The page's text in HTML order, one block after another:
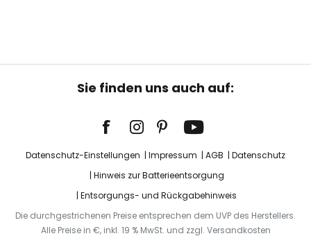
Sie finden uns auch auf:
Datenschutz-Einstellungen Impressum AGB
Datenschutz
Hinweis zur Batterieentsorgung
Entsorgungs- und Rückgabehinweis
Die durchgestrichenen Preise entsprechen dem UVP des Herstellers.
Alle Preise in €, inkl. 19 % MwSt. und zzgl. Versandkosten